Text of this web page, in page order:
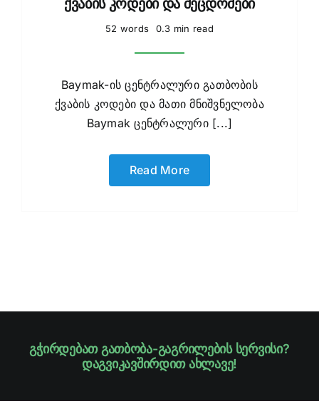
52 words 0.3 min read
Baymak-ის ცენტრალური გათბობის
ქვაბის კოდები და მათი მნიშვნელობა
Baymak ცენტრალური [...]
Read More
გჭირდებათ გათბობა-გაგრილების სერვისი?
დაგვიკავშირდით ახლავე!